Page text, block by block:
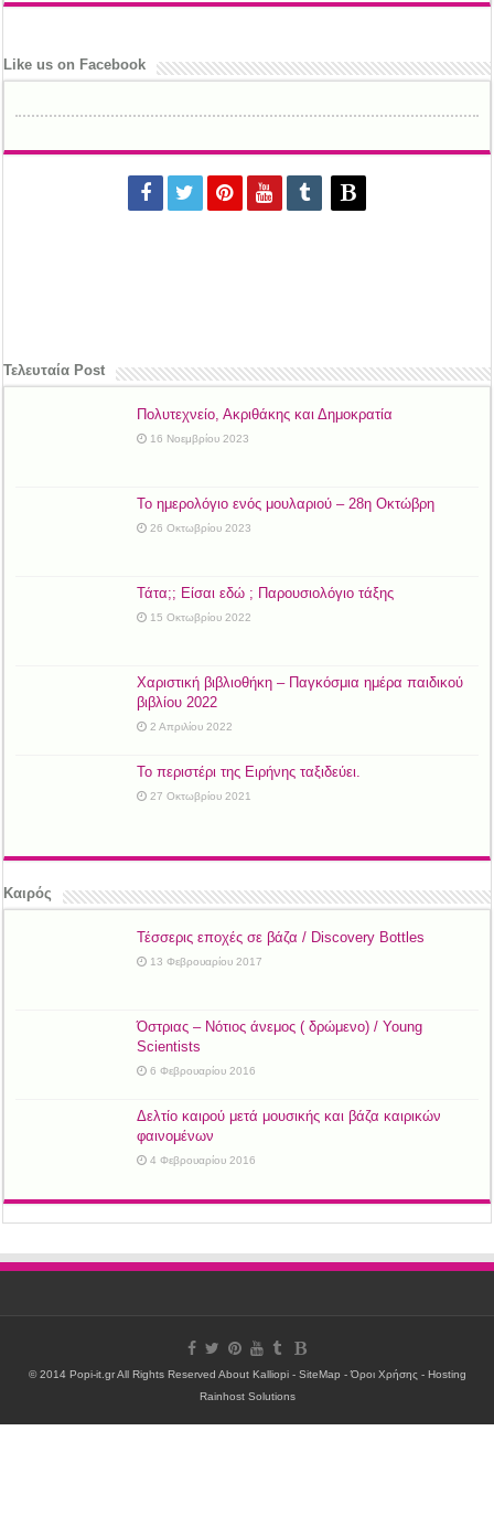
Like us on Facebook
Τελευταία Post
Πολυτεχνείο, Ακριθάκης και Δημοκρατία
16 Νοεμβρίου 2023
Το ημερολόγιο ενός μουλαριού – 28η Οκτώβρη
26 Οκτωβρίου 2023
Τάτα;; Είσαι εδώ ; Παρουσιολόγιο τάξης
15 Οκτωβρίου 2022
Χαριστική βιβλιοθήκη – Παγκόσμια ημέρα παιδικού
βιβλίου 2022
2 Απριλίου 2022
Το περιστέρι της Ειρήνης ταξιδεύει.
27 Οκτωβρίου 2021
Καιρός
Τέσσερις εποχές σε βάζα / Discovery Bottles
13 Φεβρουαρίου 2017
Όστριας – Νότιος άνεμος ( δρώμενο) / Young
Scientists
6 Φεβρουαρίου 2016
Δελτίο καιρού μετά μουσικής και βάζα καιρικών
φαινομένων
4 Φεβρουαρίου 2016
© 2014 Popi-it.gr All Rights Reserved About Kalliopi- SiteMap -Όροι Χρήσης - Hosting
Rainhost Solutions